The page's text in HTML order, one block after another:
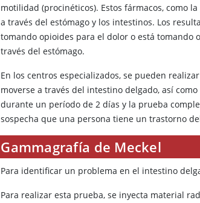
motilidad (procinéticos). Estos fármacos, como la
a través del estómago y los intestinos. Los
tomando opioides para el dolor o está tomando
través del estómago.
En los centros especializados, se pueden
moverse a través del intestino delgado, así
durante un período de 2 días y la prueba
sospecha que una persona tiene un trastorno
Gammagrafía de Meckel
Para identificar un problema en el intestino
Para realizar esta prueba, se inyecta material